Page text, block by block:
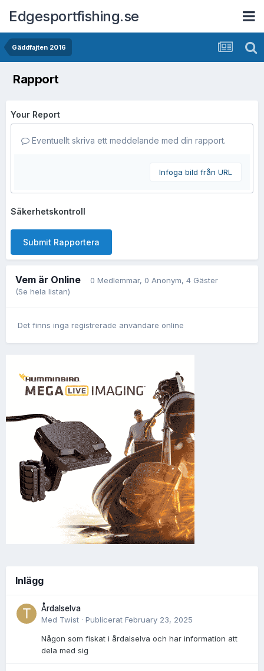
Edgesportfishing.se
Gäddfajten 2016
Rapport
Your Report
Eventuellt skriva ett meddelande med din rapport.
Infoga bild från URL
Säkerhetskontroll
Submit Rapportera
Vem är Online 0 Medlemmar, 0 Anonym, 4 Gäster
(Se hela listan)
Det finns inga registrerade användare online
Inlägg
Årdalselva
Med Twist · Publicerat February 23, 2025
Någon som fiskat i årdalselva och har information att
dela med sig